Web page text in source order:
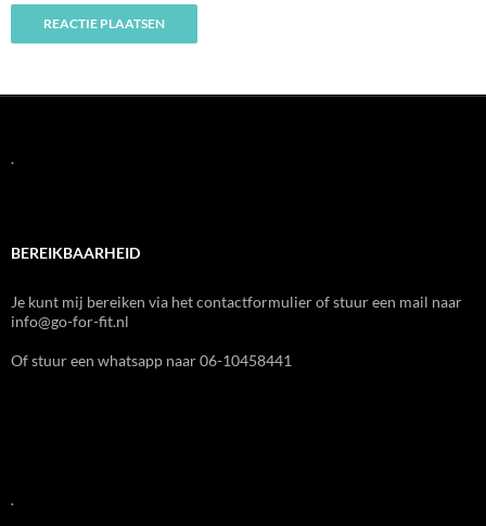
.
BEREIKBAARHEID
Je kunt mij bereiken via het contactformulier of stuur een mail naar
info@go-for-fit.nl
Of stuur een whatsapp naar 06-10458441
.